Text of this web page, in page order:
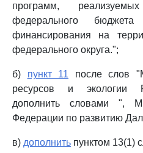
программ,
федерального
финансирования на
федерального округа.";
б) пункт 11 после слов
ресурсов и экологии
дополнить словами ",
Федерации по развитию
в) дополнить пунктом 13(1)